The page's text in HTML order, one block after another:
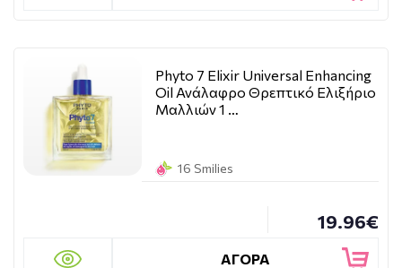
Phyto 7 Elixir Universal Enhancing
Oil Ανάλαφρο Θρεπτικό Ελιξήριο
Μαλλιών 1 …
16 Smilies
19.96€
ΑΓΟΡΑ